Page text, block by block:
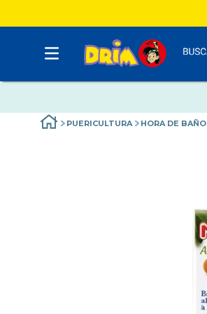
PUERICULTURA HORA DE BAÑO